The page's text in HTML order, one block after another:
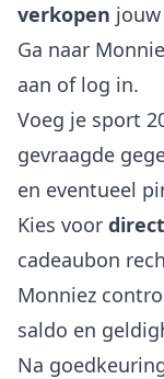
verkopen
Ga naar
aan of log in.
Voeg je sport
gevraagde
en eventueel
Kies voor
cadeaubon
Monniez
saldo en
Na